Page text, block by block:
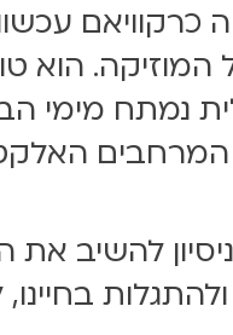
כרקוויאם
הוא
נמתח מימי
המרחבים
בניסיון